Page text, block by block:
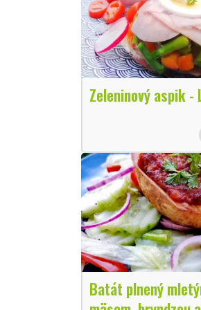
Zeleninový aspik -
Batát plnený